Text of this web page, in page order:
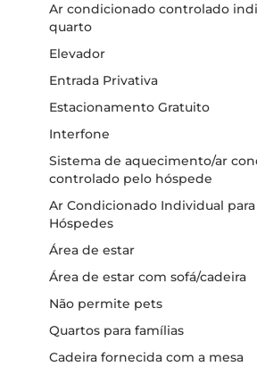
Ar condicionado controlado
quarto
Elevador
Entrada Privativa
Estacionamento Gratuito
Interfone
Sistema de aquecimento/ar
controlado pelo hóspede
Ar Condicionado Individual
Hóspedes
Área de estar
Área de estar com sofá/cadeira
Não permite pets
Quartos para famílias
Cadeira fornecida com a mesa